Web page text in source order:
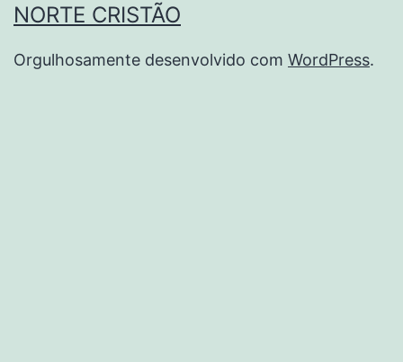
NORTE CRISTÃO
Orgulhosamente desenvolvido com WordPress.